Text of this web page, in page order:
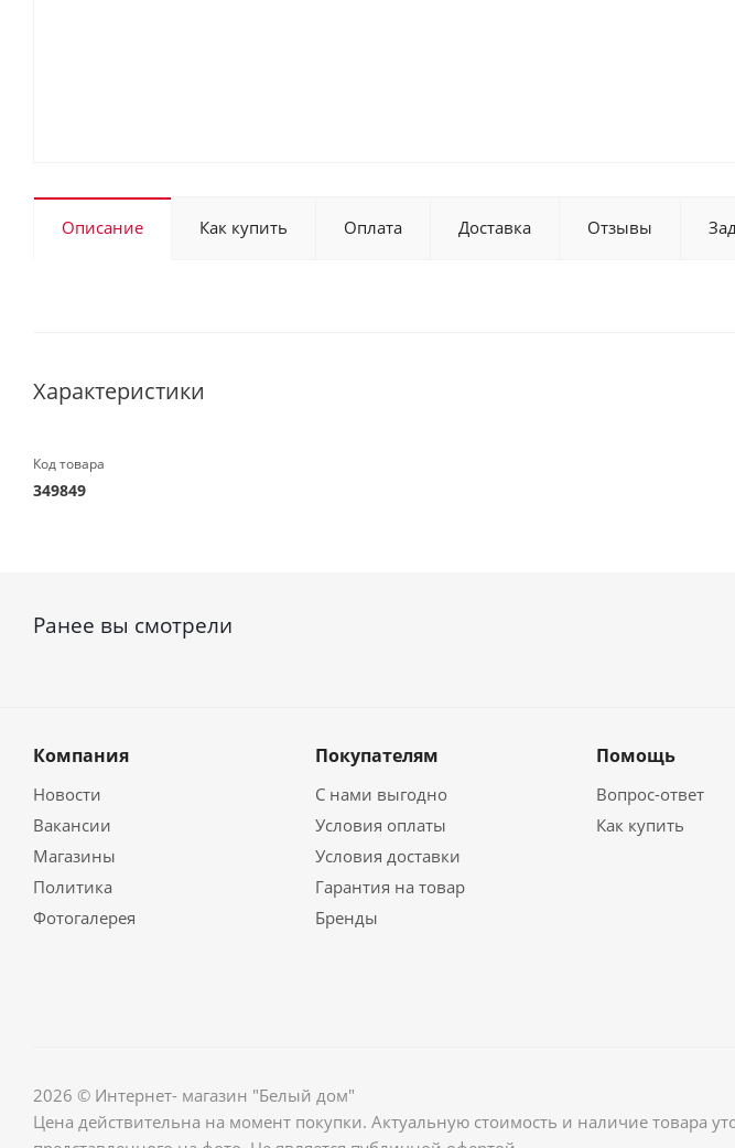
Описание Как купить Оплата Доставка Отзывы
Характеристики
Код товара
349849
Ранее вы смотрели
Компания
Новости
Вакансии
Магазины
Политика
Фотогалерея
Покупателям
С нами выгодно
Условия оплаты
Условия доставки
Гарантия на товар
Бренды
Помощь
Вопрос-ответ
Как купить
2026 © Интернет- магазин "Белый дом"
Цена действительна на момент покупки. Актуальную стоимость и наличие товара